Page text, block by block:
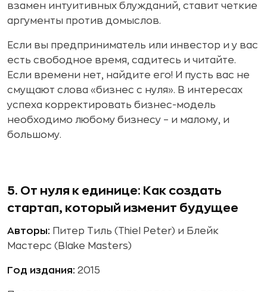
взамен интуитивных блужданий, ставит четкие
аргументы против домыслов.
Если вы предприниматель или инвестор и у вас
есть свободное время, садитесь и читайте.
Если времени нет, найдите его! И пусть вас не
смущают слова «бизнес с нуля». В интересах
успеха корректировать бизнес-модель
необходимо любому бизнесу – и малому, и
большому.
5. От нуля к единице: Как создать
стартап, который изменит будущее
Авторы: Питер Тиль (Thiel Peter) и Блейк
Мастерс (Blake Masters)
Год издания: 2015